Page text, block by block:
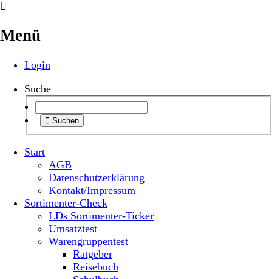
Menü
Login
Suche
Suchen
Start
AGB
Datenschutzerklärung
Kontakt/Impressum
Sortimenter-Check
LDs Sortimenter-Ticker
Umsatztest
Warengruppentest
Ratgeber
Reisebuch